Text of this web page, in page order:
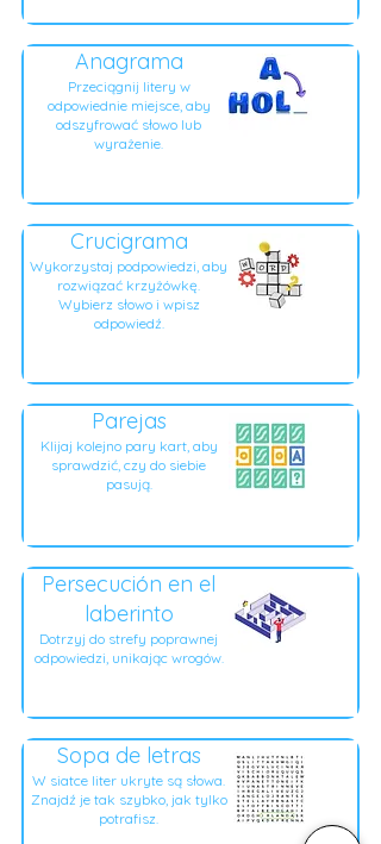
Anagrama
Przeciągnij litery w
odpowiednie miejsce, aby
odszyfrować słowo lub
wyrażenie.
Crucigrama
Wykorzystaj podpowiedzi, aby
rozwiązać krzyżówkę.
Wybierz słowo i wpisz
odpowiedź.
Parejas
Klijaj kolejno pary kart, aby
sprawdzić, czy do siebie
pasują.
Persecución en el
laberinto
Dotrzyj do strefy poprawnej
odpowiedzi, unikając wrogów.
Sopa de letras
W siatce liter ukryte są słowa.
Znajdź je tak szybko, jak tylko
potrafisz.